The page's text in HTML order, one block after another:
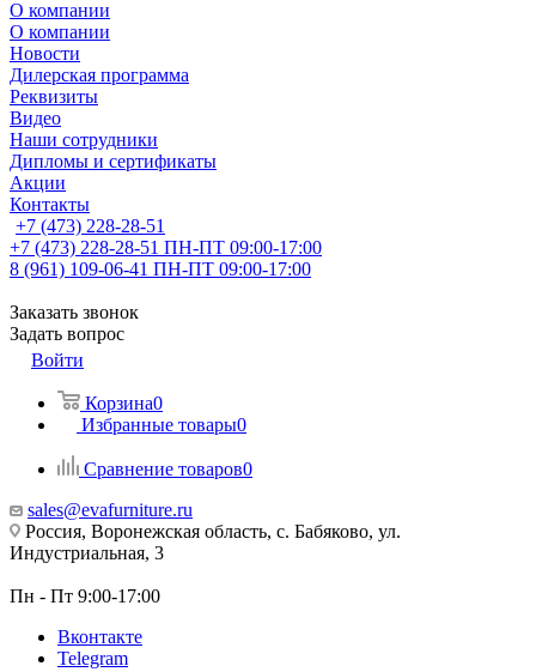
О компании
О компании
Новости
Дилерская программа
Реквизиты
Видео
Наши сотрудники
Дипломы и сертификаты
Акции
Контакты
+7 (473) 228-28-51
+7 (473) 228-28-51 ПН-ПТ 09:00-17:00
8 (961) 109-06-41 ПН-ПТ 09:00-17:00
Заказать звонок
Задать вопрос
Войти
Корзина0
Избранные товары0
Сравнение товаров0
sales@evafurniture.ru
Россия, Воронежская область, с. Бабяково, ул.
Индустриальная, 3
Пн - Пт 9:00-17:00
Вконтакте
Telegram